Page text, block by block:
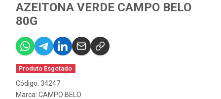
AZEITONA VERDE CAMPO BELO
80G
Produto Esgotado
Código: 34247
Marca: CAMPO BELO